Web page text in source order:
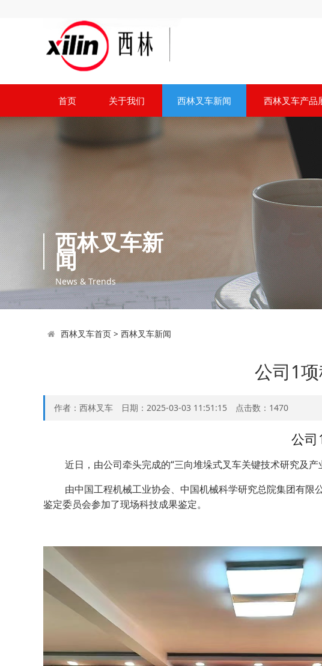
首页 关于我们 西林叉车新闻 西林叉车产品
西林叉车新
闻
News & Trends
西林叉车首页> 西林叉车新闻
公司1
作者：西林叉车 日期：2025-03-03 11:51:15 点击数： 1470
公司
近日，由公司牵头完成的“三向堆垛式叉车关键技术研究及产
由中国工程机械工业协会、中国机械科学研究总院集团有
鉴定委员会参加了现场科技成果鉴定。